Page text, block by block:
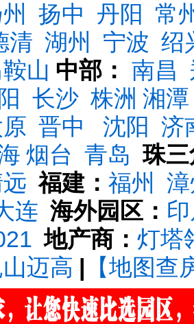
扬中 丹阳
常
清 湖州 宁波 绍
山 中部： 南昌
长沙 株洲 湘潭
晋中 沈阳
济
烟台 青岛 珠
福建： 福州
连 海外园区：
地产商： 灯塔
山迈高 | 【地图查